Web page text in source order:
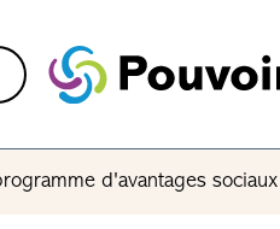
d'avantages